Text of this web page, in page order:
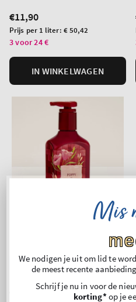
Normale
prijs
€11,90
Prijs
per
Prijs per 1 liter: € 50,42
3 voor 24 €
IN WINKELWAGEN
New Arrival
Cleansing Gel Hand Soap
Mis
We nodigen je uit om lid te
de meest recente
Schrijf je nu in voor de
korting*op je